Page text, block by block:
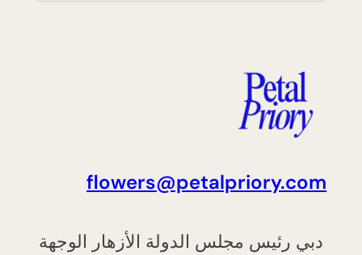
flowers@petalpriory.com
دبي رئيس مجلس الدولة الأزهار الوجهة